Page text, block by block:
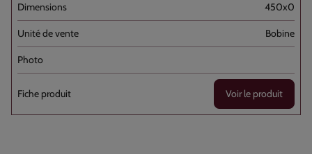
450x0
Bobine
Voir le produit